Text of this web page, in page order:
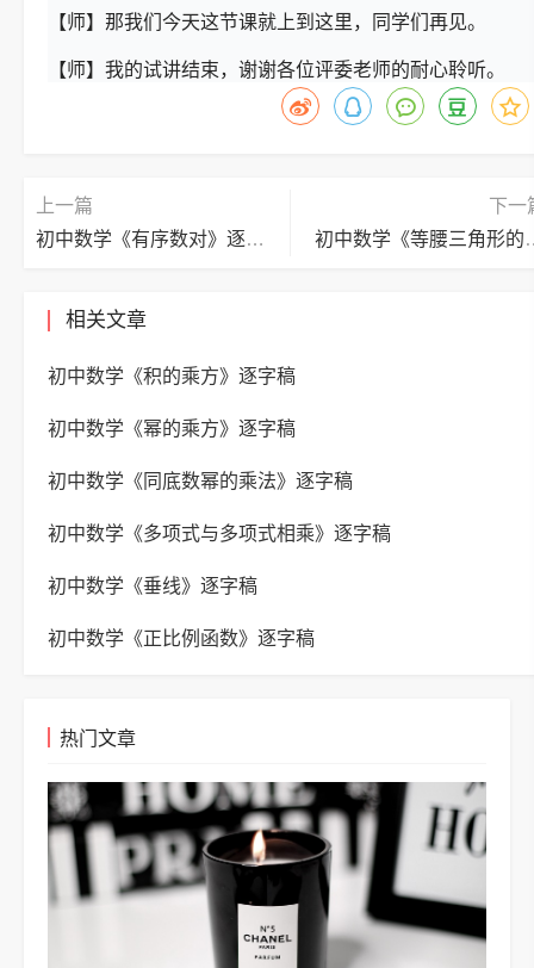
【师】那我们今天这节课就上到这里，同学们再见。
【师】我的试讲结束，谢谢各位评委老师的耐心聆听。
上一篇
初中数学《有序数对》逐字稿
下一
初中数学
相关文章
初中数学《积的乘方》逐字稿
初中数学《幂的乘方》逐字稿
初中数学《同底数幂的乘法》逐字稿
初中数学《多项式与多项式相乘》逐字稿
初中数学《垂线》逐字稿
初中数学《正比例函数》逐字稿
热门文章